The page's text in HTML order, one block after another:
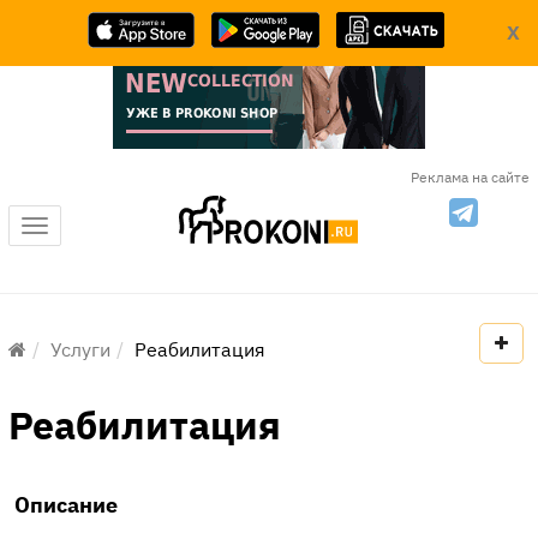
X
Реклама на сайте
Меню
Услуги Реабилитация
Реабилитация
Описание